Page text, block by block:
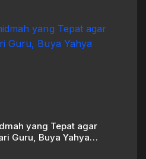
yang Tepat agar
Guru, Buya Yahya